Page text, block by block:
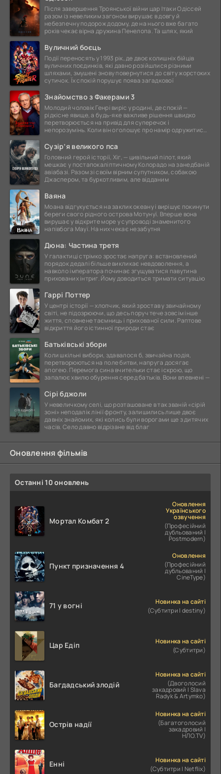
Після завершення Троянської війни цар Ітаки Одіссей
разом із невеликим загоном вирушає в довгу й
небезпечну подорож додому, де на нього вже багато
років чекає вірна дружина Пенелопа. Та шлях, який
Вуличний боєць
Події переносять у 1993 рік, де двоє колишніх бійців
вуличних поєдинків, які давно розійшлися різними
шляхами, змушені знову повернутися до світу жорстоких
сутичок. Їх спокій порушує поява загадкової
Знайомство з Факерами 3
Молодий чоловік Генрі виріс у родині, де спокій —
рідкісне явище, а будь-яке важливе рішення швидко
перетворюється на привід для суперечок і
непорозумінь. Коли він оголошує про намір одружитися,
Сузір’я великого пса
Головний герой історії, Хіг, — цивільний пілот, який
мешкає у постапокаліптичному Колорадо на занедбаній
авіабазі. Разом зі своїм вірним супутником, собакою
Джаспером, та буркотливим, але відданим
Ваяна
Моана відгукується на заклик океану і вирішує покинути
береги свого рідного острова Мотунуї. Вперше вона
вирушає у відкрите море у супроводі знаменитого
напівбога Мауї. На них чекає незабутня
Дюна: Частина третя
У галактиці стрімко зростає напруга: встановлений
порядок дедалі більше викликає невдоволення, а
навколо імператора починає згущуватися павутина
прихованих інтриг. Йому доводиться тримати ситуацію
Гаррі Поттер
У центрі історії — хлопчик, який зростав у звичайному
світі, не підозрюючи, що десь поруч тече зовсім інше
життя, сповнене таємниць і прихованої сили. Раптове
відкриття його істинної природи стає
Батьківські збори
Коли шкільні вибори, здавалося б, звичайна подія,
перетворюються на поле битви, напруга досягає
апогею. Перемога сина вчительки стає іскрою, що
запалює хвилю обурення серед батьків. Вони впевнені —
Сірі бджоли
У невеличкому селі, що розташоване в так званій «сірій
зоні» неподалік лінії фронту, залишились лише двоє
давніх знайомих, які колись були ворогами ще з дитячих
часів. Село давно відрізане від благ
Оновлення фільмів
Останні 10 оновлень
Мортал Комбат 2
Оновлення
Українського
озвучення
(Професійний
дубльований |
Postmodern)
Пункт призначення 4
Оновлення
(Професійний
дубльований |
CineType)
71 у вогні
Новинка на сайті
(Субтитри | destiny)
Цар Едіп
Новинка на сайті
(Субтитри)
Багдадський злодій
Новинка на сайті
(Двоголосий
закадровий | Slava
Radyk & Artymko)
Острів надії
Новинка на сайті
(Багатоголосий
закадровий |
НЛО.TV)
Енні
Новинка на сайті
(Субтитри | Netflix)